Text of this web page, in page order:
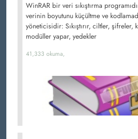
WinRAR bir veri sıkıştırma
verinin boyutunu küçültme ve
yöneticisidir: Sıkıştırır, ciltler, şifreler,
modüller yapar, yedekler
41,333 okuma,